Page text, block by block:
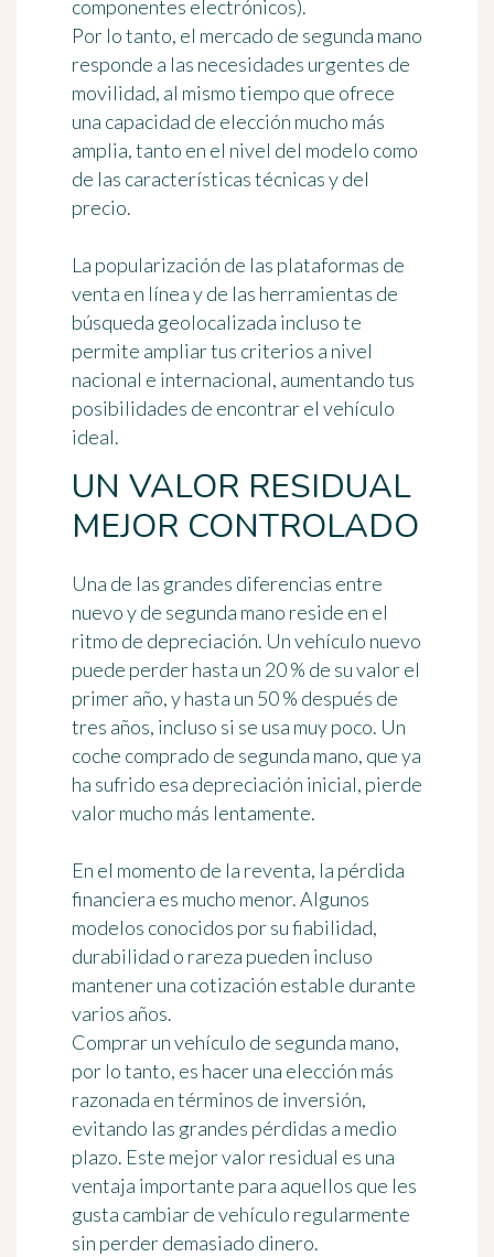
componentes electrónicos).
Por lo tanto, el mercado de segunda mano
responde a las necesidades urgentes de
movilidad, al mismo tiempo que ofrece
una capacidad de elección mucho más
amplia, tanto en el nivel del modelo como
de las características técnicas y del
precio.
La popularización de las plataformas de
venta en línea y de las herramientas de
búsqueda geolocalizada incluso te
permite ampliar tus criterios a nivel
nacional e internacional, aumentando tus
posibilidades de encontrar el vehículo
ideal.
UN VALOR RESIDUAL
MEJOR CONTROLADO
Una de las grandes diferencias entre
nuevo y de segunda mano reside en el
ritmo de depreciación. Un vehículo nuevo
puede perder hasta un 20 % de su valor el
primer año, y hasta un 50 % después de
tres años, incluso si se usa muy poco. Un
coche comprado de segunda mano, que ya
ha sufrido esa depreciación inicial, pierde
valor mucho más lentamente.
En el momento de la reventa, la pérdida
financiera es mucho menor. Algunos
modelos conocidos por su fiabilidad,
durabilidad o rareza pueden incluso
mantener una cotización estable durante
varios años.
Comprar un vehículo de segunda mano,
por lo tanto, es hacer una elección más
razonada en términos de inversión,
evitando las grandes pérdidas a medio
plazo. Este mejor valor residual es una
ventaja importante para aquellos que les
gusta cambiar de vehículo regularmente
sin perder demasiado dinero.